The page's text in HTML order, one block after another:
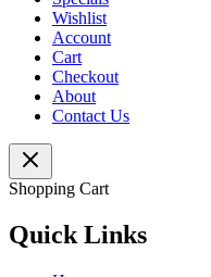
Wishlist
Account
Cart
Checkout
About
Contact Us
Shopping Cart
Quick Links